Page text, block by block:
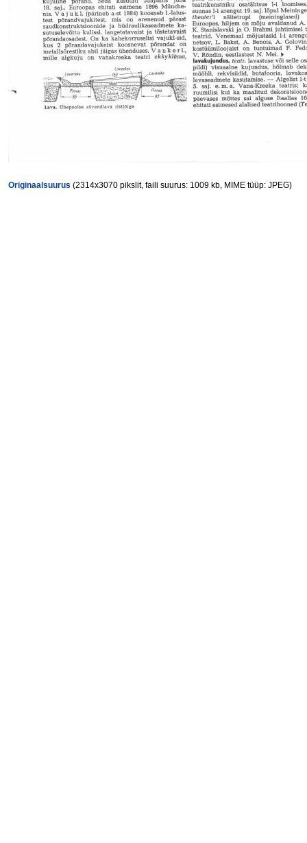
Originaalsuurus (2314x3070 pikslit, faili suurus: 1009 kb, MIME tüüp: JPEG)